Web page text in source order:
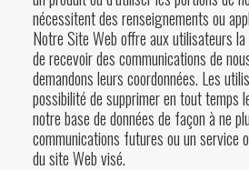
nécessitent des renseignements ou
Notre Site Web offre aux utilisateurs
de recevoir des communications de
demandons leurs coordonnées. Les
possibilité de supprimer en tout temps
notre base de données de façon à ne
communications futures ou un service
du site Web visé.